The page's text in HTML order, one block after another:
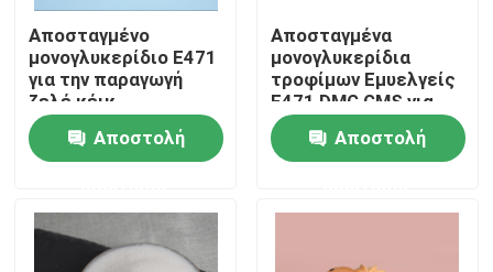
Σπίτι
Προϊόντα
VR παρουσιάστε
Αποσταγμένο
μονογλυκερίδιο E471
για την παραγωγή
ζελέ κέικ
Αποστολή
Αποσταγμένα
μονογλυκερίδια
τροφίμων Εμυελγείς
E471 DMG GMS για
την παραγωγή DATEM
Αποστολή